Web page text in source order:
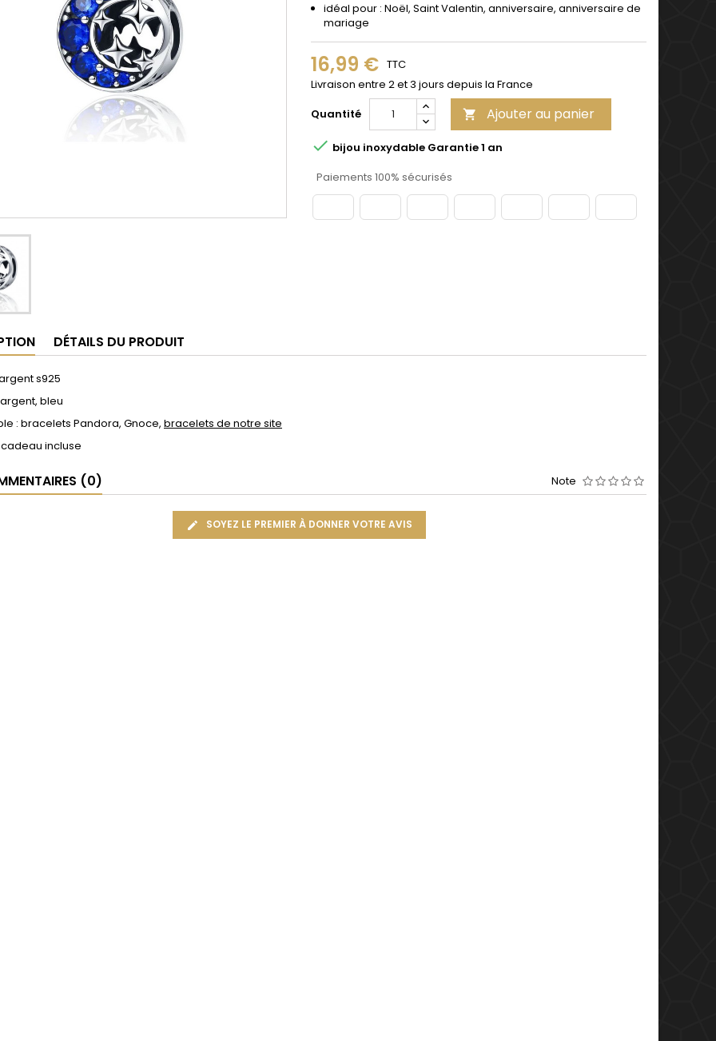
idéal pour : Noël, Saint Valentin, anniversaire, anniversaire de
mariage
16,99 € TTC
Livraison entre 2 et 3 jours depuis la France
Quantité
 Ajouter au panier
 bijou inoxydable Garantie 1 an
Paiements 100% sécurisés
DÉTAILS DU PRODUIT
s925
bleu
: bracelets Pandora, Gnoce, bracelets de notre site
incluse
(0) Note
SOYEZ LE PREMIER À DONNER VOTRE AVIS